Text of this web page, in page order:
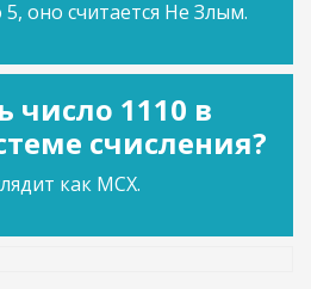
оно считается Не Злым.
число 1110 в
счисления?
как MCX.